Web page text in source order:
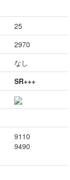
25
2970
なし
SR+++
9110
9490